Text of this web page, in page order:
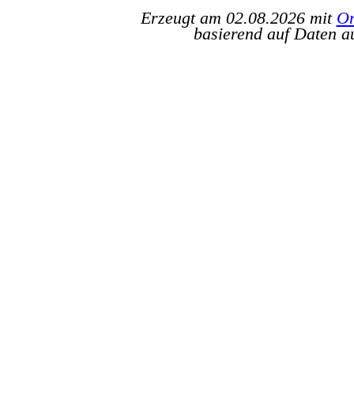
Erzeugt am 02.08.2026 mit
basierend auf Daten